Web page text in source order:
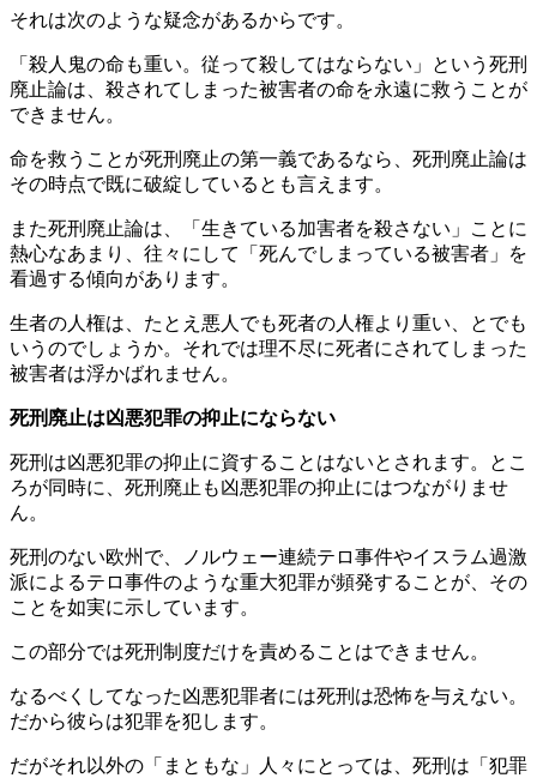
それは次のような疑念があるからです。
「殺人鬼の命も重い。従って殺してはならない」という死刑
廃止論は、殺されてしまった被害者の命を永遠に救うことが
できません。
命を救うことが死刑廃止の第一義であるなら、死刑廃止論は
その時点で既に破綻しているとも言えます。
また死刑廃止論は、「生きている加害者を殺さない」ことに
熱心なあまり、往々にして「死んでしまっている被害者」を
看過する傾向があります。
生者の人権は、たとえ悪人でも死者の人権より重い、とでも
いうのでしょうか。それでは理不尽に死者にされてしまった
被害者は浮かばれません。
死刑廃止は凶悪犯罪の抑止にならない
死刑は凶悪犯罪の抑止に資することはないとされます。とこ
ろが同時に、死刑廃止も凶悪犯罪の抑止にはつながりませ
ん。
死刑のない欧州で、ノルウェー連続テロ事件やイスラム過激
派によるテロ事件のような重大犯罪が頻発することが、その
ことを如実に示しています。
この部分では死刑制度だけを責めることはできません。
なるべくしてなった凶悪犯罪者には死刑は恐怖を与えない。
だから彼らは犯罪を犯します。
だがそれ以外の「まともな」人々にとっては、死刑は「犯罪